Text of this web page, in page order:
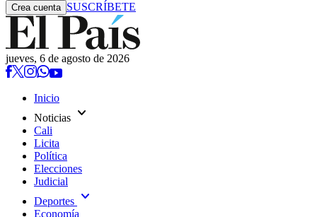
Crea cuenta SUSCRÍBETE
jueves, 6 de agosto de 2026
Inicio
Noticias expand_more
Cali
Licita
Política
Elecciones
Judicial
Deportes expand_more
Economía